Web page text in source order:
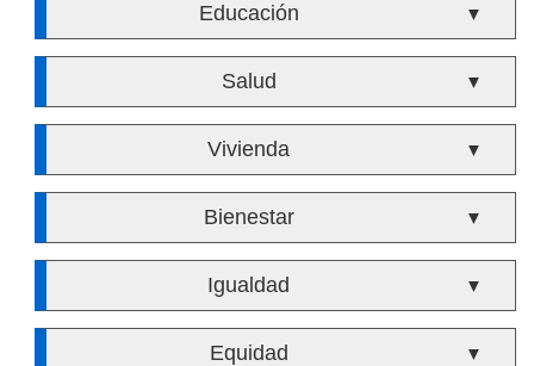
Educación ▼
Salud ▼
Vivienda ▼
Bienestar ▼
Igualdad ▼
Equidad ▼